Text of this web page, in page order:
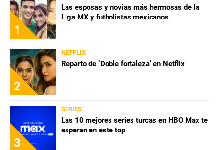
1
Las esposas y novias más hermosas de la
Liga MX y futbolistas mexicanos
2
NETFLIX
Reparto de ‘Doble fortaleza’ en Netflix
3
SERIES
Las 10 mejores series turcas en HBO Max te
esperan en este top